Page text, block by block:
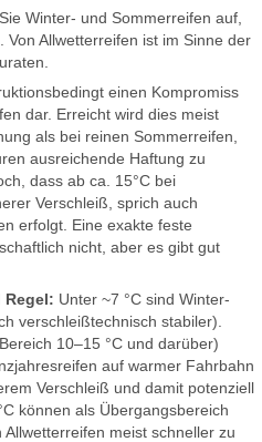
Winter- und Sommerreifen auf,
Allwetterreifen ist im Sinne der
einen Kompromiss
dar. Erreicht wird dies meist
als bei reinen Sommerreifen,
ausreichende Haftung zu
dass ab ca. 15°C bei
Verschleiß, sprich auch
erfolgt. Eine exakte feste
nicht, aber es gibt gut
Regel: Unter ~7 °C sind Winter-
verschleißtechnisch stabiler).
10–15 °C und darüber)
auf warmer Fahrbahn
Verschleiß und damit potenziell
können als Übergangsbereich
meist schneller zu